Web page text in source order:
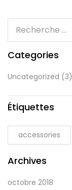
Categories
Uncategorized (3)
Étiquettes
accessories
Archives
octobre 2018